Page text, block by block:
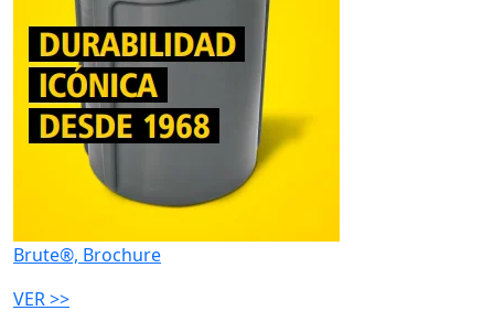
Brute®, Brochure
VER >>